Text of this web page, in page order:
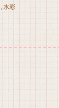
, 水彩